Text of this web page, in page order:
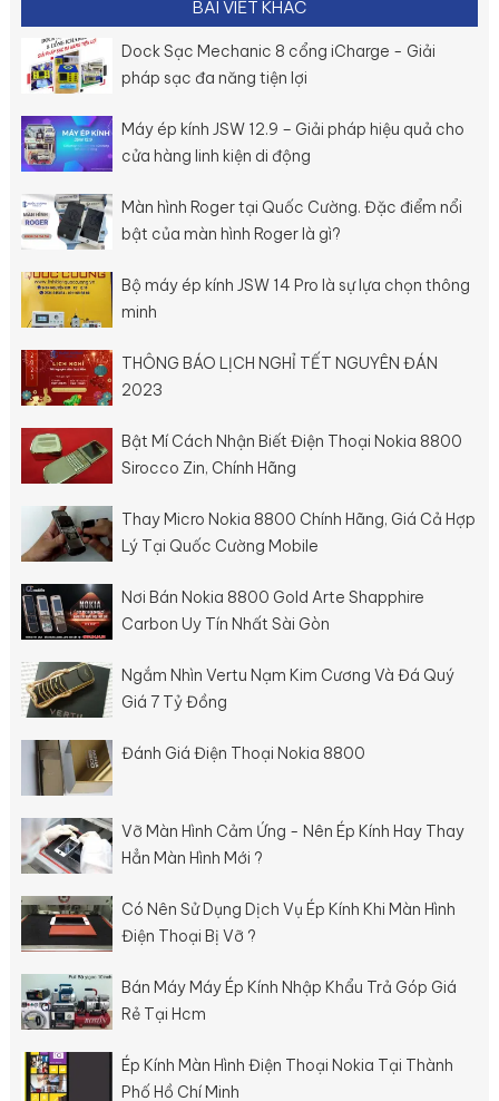
BÀI VIẾT KHÁC
Dock Sạc Mechanic 8 cổng iCharge - Giải
pháp sạc đa năng tiện lợi
Máy ép kính JSW 12.9 – Giải pháp hiệu quả cho
cửa hàng linh kiện di động
Màn hình Roger tại Quốc Cường. Đặc điểm nổi
bật của màn hình Roger là gì?
Bộ máy ép kính JSW 14 Pro là sự lựa chọn thông
minh
THÔNG BÁO LỊCH NGHỈ TẾT NGUYÊN ĐÁN
2023
Bật Mí Cách Nhận Biết Điện Thoại Nokia 8800
Sirocco Zin, Chính Hãng
Thay Micro Nokia 8800 Chính Hãng, Giá Cả Hợp
Lý Tại Quốc Cường Mobile
Nơi Bán Nokia 8800 Gold Arte Shapphire
Carbon Uy Tín Nhất Sài Gòn
Ngắm Nhìn Vertu Nạm Kim Cương Và Đá Quý
Giá 7 Tỷ Đồng
Đánh Giá Điện Thoại Nokia 8800
Vỡ Màn Hình Cảm Ứng - Nên Ép Kính Hay Thay
Hẳn Màn Hình Mới ?
Có Nên Sử Dụng Dịch Vụ Ép Kính Khi Màn Hình
Điện Thoại Bị Vỡ ?
Bán Máy Máy Ép Kính Nhập Khẩu Trả Góp Giá
Rẻ Tại Hcm
Ép Kính Màn Hình Điện Thoại Nokia Tại Thành
Phố Hồ Chí Minh